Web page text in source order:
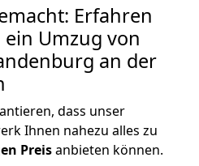
Erfahren
ein Umzug von
an der
dass unser
Ihnen nahezu alles zu
Preisanbieten können.